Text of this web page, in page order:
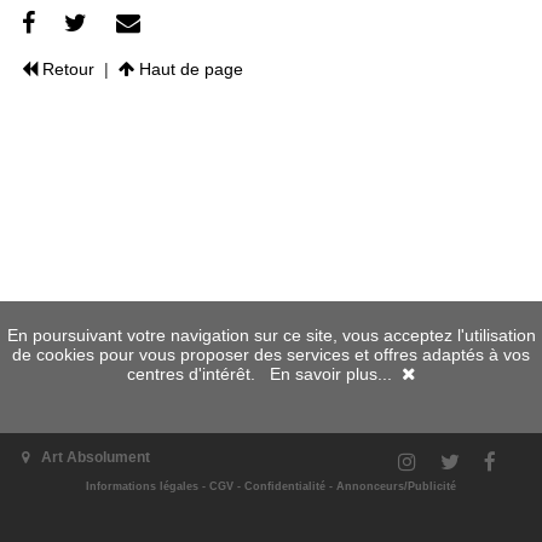
Retour| Haut de page
Art Absolument
Informations légales - CGV - Confidentialité - Annonceurs/Publicité
En poursuivant votre navigation sur ce site, vous acceptez l'utilisation
de cookies pour vous proposer des services et offres adaptés à vos
centres d'intérêt. En savoir plus...